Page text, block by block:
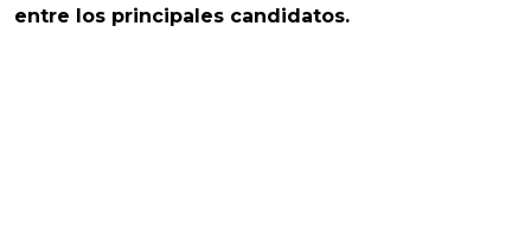
entre los principales candidatos.